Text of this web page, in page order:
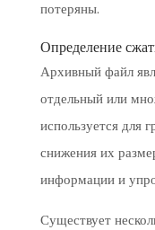
потеряны.
Определение
Архивный файл
отдельный или
используется для
снижения их
информации и
Существует